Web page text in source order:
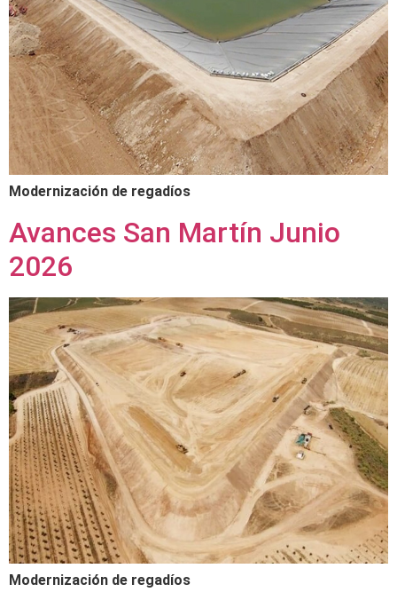
Modernización de regadíos
Avances San Martín Junio
2026
Modernización de regadíos